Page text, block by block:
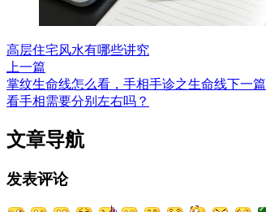
高层住宅风水有哪些讲究
上一篇
掌纹生命线怎么看，手相手诊之生命线下一篇
看手相需要分别左右吗？
文章导航
发表评论